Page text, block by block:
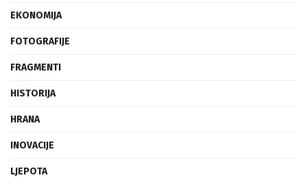
EKONOMIJA
FOTOGRAFIJE
FRAGMENTI
HISTORIJA
HRANA
INOVACIJE
LJEPOTA